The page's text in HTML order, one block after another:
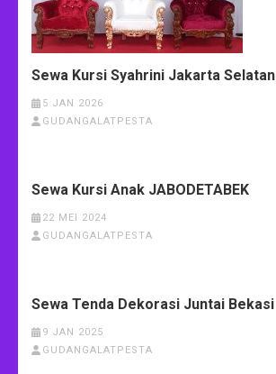
Sewa Kursi Syahrini Jakarta Selatan
5 JAN 2026
GUDANGALATPESTA
Sewa Kursi Anak JABODETABEK
22 MEI 2024
GUDANGALATPESTA
Sewa Tenda Dekorasi Juntai Bekasi
9 JAN 2025
GUDANGALATPESTA